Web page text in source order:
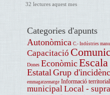
32 lectures aquest mes
Categories d'apunts
Autonòmica C.- Indústries
Capacitació
Dones Econòmic
EstatalGrup
emmagatzematge Informació territorial
municipalLocal -